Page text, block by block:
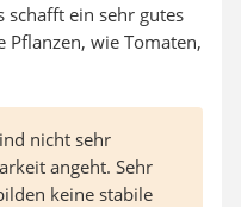
schafft ein sehr gutes
wie Tomaten,
nicht sehr
angeht. Sehr
keine stabile